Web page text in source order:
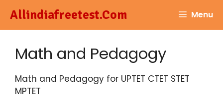
content
Allindiafreetest.Com Menu
Math and Pedagogy
Math and Pedagogy for UPTET CTET STET
MPTET